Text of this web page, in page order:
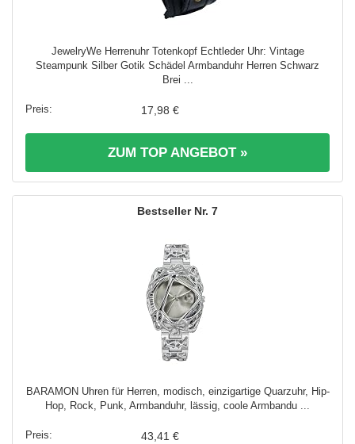
JewelryWe Herrenuhr Totenkopf Echtleder Uhr: Vintage
Steampunk Silber Gotik Schädel Armbanduhr Herren Schwarz
Brei ...
17,98 €
ZUM TOP ANGEBOT »
7
BARAMON Uhren für Herren, modisch, einzigartige Quarzuhr, Hip-
Hop, Rock, Punk, Armbanduhr, lässig, coole Armbandu ...
43,41 €